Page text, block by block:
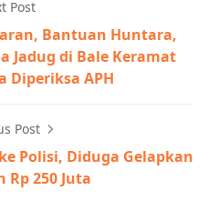
Post
Bantuan Huntara,
Jadug di Bale Keramat
Diperiksa APH
Post
Polisi, Diduga Gelapkan
Rp 250 Juta